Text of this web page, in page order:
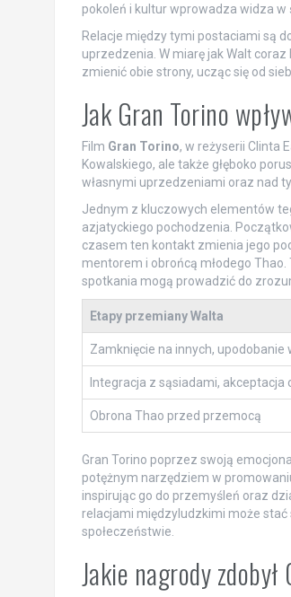
pokoleń i kultur wprowadza widza w
Relacje między tymi postaciami są
uprzedzenia. W miarę jak Walt
zmienić obie strony, ucząc się od
Jak Gran Torino
Film Gran Torino, w reżyserii Clinta
Kowalskiego, ale także głęboko
własnymi uprzedzeniami oraz nad
Jednym z kluczowych elementów
azjatyckiego pochodzenia.
czasem ten kontakt zmienia jego
mentorem i obrońcą młodego
spotkania mogą prowadzić do
Etapy przemiany Walta
Zamknięcie na innych, upodobanie
Integracja z sąsiadami, akceptacja
Obrona Thao przed przemocą
Gran Torino poprzez swoją
potężnym narzędziem w
inspirując go do przemyśleń oraz
relacjami międzyludzkimi może
społeczeństwie.
Jakie nagrody